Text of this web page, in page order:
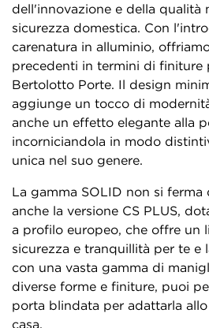
dell'innovazione e della qualità
sicurezza domestica. Con
carenatura in alluminio,
precedenti in termini di finiture
Bertolotto Porte. Il design
aggiunge un tocco di
anche un effetto elegante alla
incorniciandola in modo
unica nel suo genere.
La gamma SOLID non si ferma
anche la versione CS PLUS,
a profilo europeo, che offre un
sicurezza e tranquillità per te e
con una vasta gamma di
diverse forme e finiture, puoi
porta blindata per adattarla
casa.